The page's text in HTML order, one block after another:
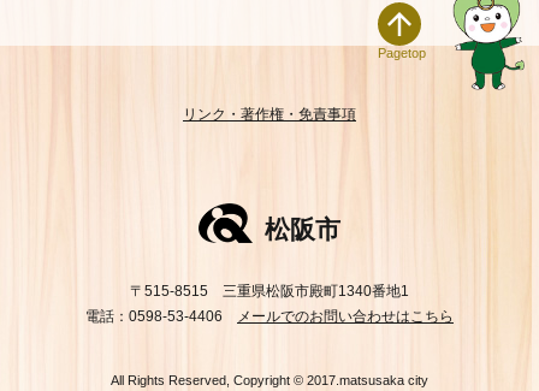
Pagetop
リンク・著作権・免責事項
松阪市
〒515-8515 三重県松阪市殿町1340番地1
電話：0598-53-4406
メールでのお問い合わせはこちら
All Rights Reserved, Copyright © 2017.matsusaka city